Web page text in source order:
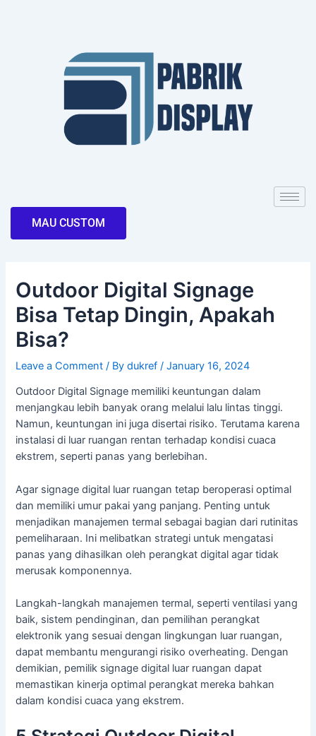
MAU CUSTOM
Outdoor Digital Signage
Bisa Tetap Dingin, Apakah
Bisa?
Leave a Comment / Bydukref/January 16, 2024
Outdoor Digital Signage memiliki keuntungan dalam
menjangkau lebih banyak orang melalui lalu lintas tinggi.
Namun, keuntungan ini juga disertai risiko. Terutama karena
instalasi di luar ruangan rentan terhadap kondisi cuaca
ekstrem, seperti panas yang berlebihan.
Agar signage digital luar ruangan tetap beroperasi optimal
dan memiliki umur pakai yang panjang. Penting untuk
menjadikan manajemen termal sebagai bagian dari rutinitas
pemeliharaan. Ini melibatkan strategi untuk mengatasi
panas yang dihasilkan oleh perangkat digital agar tidak
merusak komponennya.
Langkah-langkah manajemen termal, seperti ventilasi yang
baik, sistem pendinginan, dan pemilihan perangkat
elektronik yang sesuai dengan lingkungan luar ruangan,
dapat membantu mengurangi risiko overheating. Dengan
demikian, pemilik signage digital luar ruangan dapat
memastikan kinerja optimal perangkat mereka bahkan
dalam kondisi cuaca yang ekstrem.